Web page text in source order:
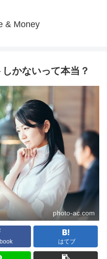
& Money
かないって本当？
photo-ac.com
はてブ